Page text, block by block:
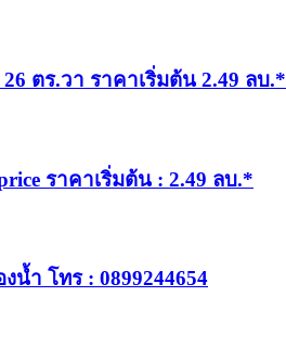
ตร.วา ราคาเริ่มต้น 2.49 ลบ.*
ราคาเริ่มต้น : 2.49 ลบ.*
ำ โทร : 0899244654